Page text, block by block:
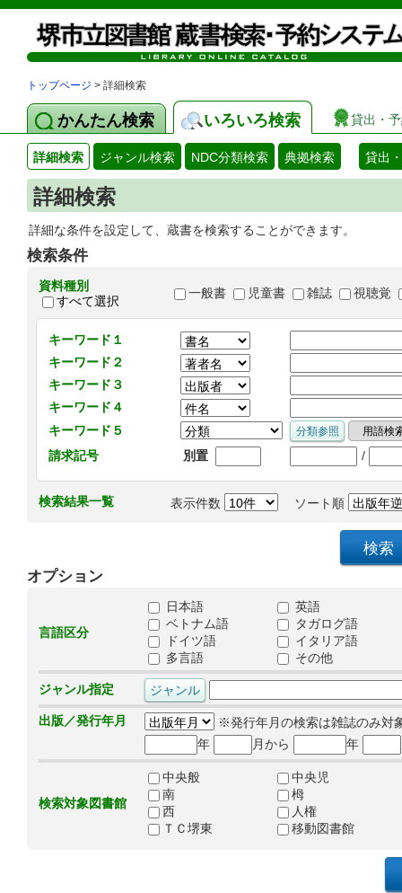
トップページ > 詳細検索
かんたん検索 いろいろ検索 貸出・
詳細検索 ジャンル検索 NDC分類検索 典拠検索 貸出
詳細検索
詳細な条件を設定して、蔵書を検索することができます。
検索条件
資料種別
すべて選択
一般書 児童書 雑誌 視聴覚
キーワード１
キーワード２
キーワード３
キーワード４
キーワード５
請求記号
別置 /
検索結果一覧 表示件数 ソート順
オプション
言語区分
日本語
英語
ベトナム語
タガログ語
ドイツ語
イタリア語
多言語
その他
ジャンル指定
出版／発行年月
※発行年月の検索は雑誌のみ対
年
月から 年
検索対象図書館
中央般
中央児
南
栂
西
人権
ＴＣ堺東
移動図書館